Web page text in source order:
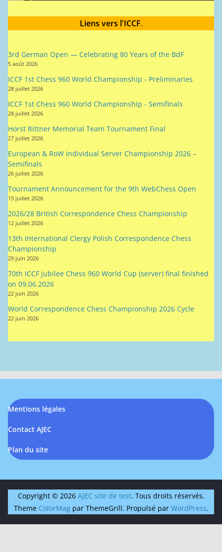
Liens vers l'ICCF.
3rd German Open — Celebrating 80 Years of the BdF
5 août 2026
ICCF 1st Chess 960 World Championship - Preliminaries
28 juillet 2026
ICCF 1st Chess 960 World Championship - Semifinals
28 juillet 2026
Horst Rittner Memorial Team Tournament Final
27 juillet 2026
European & RoW Individual Server Championship 2026 –
Semifinals
26 juillet 2026
Tournament Announcement for the 9th WebChess Open
15 juillet 2026
2026/28 British Correspondence Chess Championship
12 juillet 2026
13th International Clergy Polish Correspondence Chess
Championship
29 juin 2026
70th ICCF Jubilee Chess 960 World Cup (server) final finished
on 09.06.2026
22 juin 2026
World Correspondence Chess Championship 2026 Cycle
22 juin 2026
Mentions légales
Contact AJEC
Plan du site
Copyright © 2026 AJEC site de test. Tous droits réservés.
Theme ColorMagpar ThemeGrill. Propulsé par WordPress.